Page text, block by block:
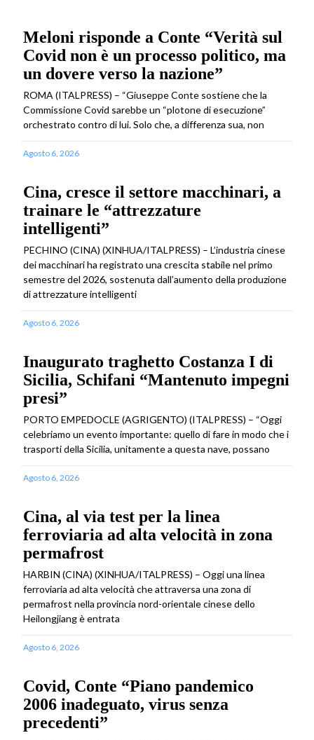
Meloni risponde a Conte “Verità sul
Covid non è un processo politico, ma
un dovere verso la nazione”
ROMA (ITALPRESS) – “Giuseppe Conte sostiene che la
Commissione Covid sarebbe un “plotone di esecuzione”
orchestrato contro di lui. Solo che, a differenza sua, non
Agosto 6, 2026
Cina, cresce il settore macchinari, a
trainare le “attrezzature
intelligenti”
PECHINO (CINA) (XINHUA/ITALPRESS) – L’industria cinese
dei macchinari ha registrato una crescita stabile nel primo
semestre del 2026, sostenuta dall’aumento della produzione
di attrezzature intelligenti
Agosto 6, 2026
Inaugurato traghetto Costanza I di
Sicilia, Schifani “Mantenuto impegni
presi”
PORTO EMPEDOCLE (AGRIGENTO) (ITALPRESS) – “Oggi
celebriamo un evento importante: quello di fare in modo che i
trasporti della Sicilia, unitamente a questa nave, possano
Agosto 6, 2026
Cina, al via test per la linea
ferroviaria ad alta velocità in zona
permafrost
HARBIN (CINA) (XINHUA/ITALPRESS) – Oggi una linea
ferroviaria ad alta velocità che attraversa una zona di
permafrost nella provincia nord-orientale cinese dello
Heilongjiang è entrata
Agosto 6, 2026
Covid, Conte “Piano pandemico
2006 inadeguato, virus senza
precedenti”